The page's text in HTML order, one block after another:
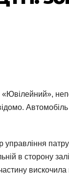
в сторону
вискочила